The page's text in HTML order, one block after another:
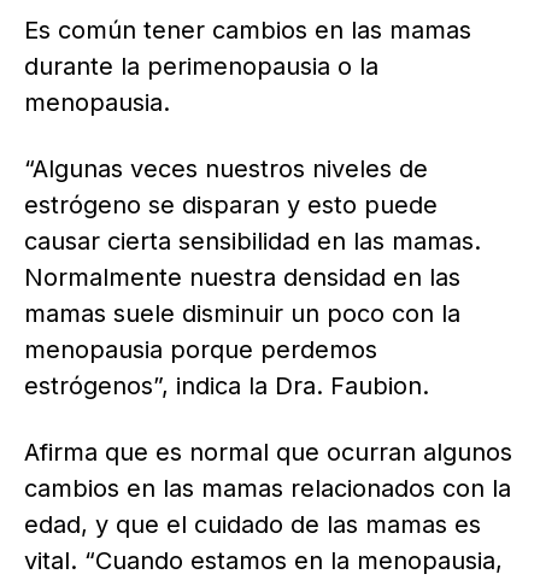
Es común tener cambios en las mamas
durante la perimenopausia o la
menopausia.
“Algunas veces nuestros niveles de
estrógeno se disparan y esto puede
causar cierta sensibilidad en las mamas.
Normalmente nuestra densidad en las
mamas suele disminuir un poco con la
menopausia porque perdemos
estrógenos”, indica la Dra. Faubion.
Afirma que es normal que ocurran algunos
cambios en las mamas relacionados con la
edad, y que el cuidado de las mamas es
vital. “Cuando estamos en la menopausia,